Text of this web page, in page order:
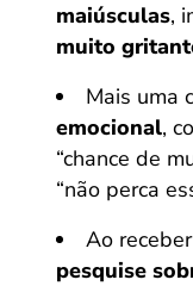
maiúsculas,
muito
Mais uma
emocional,
“chance de
“não perca
Ao
pesquise